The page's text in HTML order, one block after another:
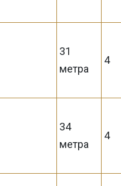
31
метра
4
34
метра
4